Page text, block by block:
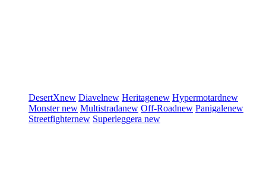
DesertXnew Diavelnew Heritagenew Hypermotardnew
Monsternew Multistradanew Off-Roadnew Panigalenew
Streetfighternew Superleggera new